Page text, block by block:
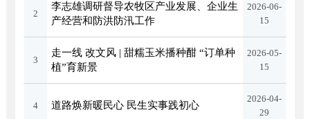
2
李志雄调研督导农牧区产业发展、企业生
产经营和防洪防汛工作
2026-06-
15
3
走一线 改文风 | 甜糯玉米播种酣 “订单种
植”育新景
2026-05-
15
4 道路焕新暖民心 民生实事践初心
2026-04-
29